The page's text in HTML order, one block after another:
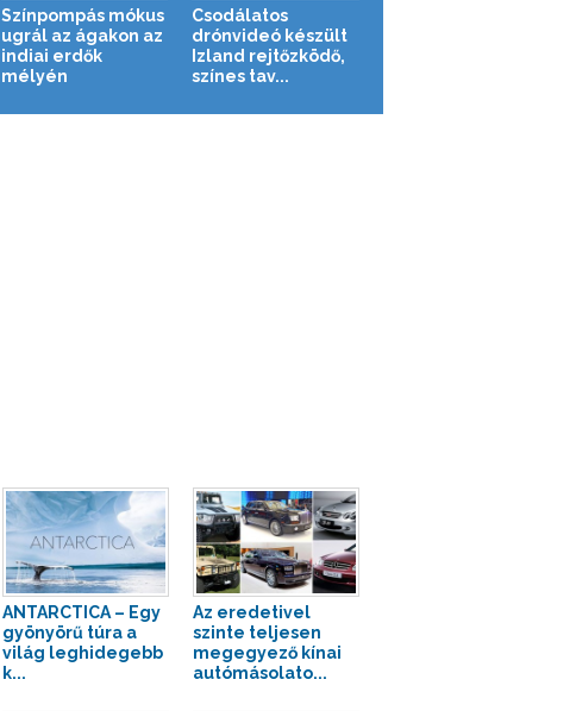
Színpompás mókus
ugrál az ágakon az
indiai erdők
mélyén
Csodálatos
drónvideó készült
Izland rejtőzködő,
színes tav...
ANTARCTICA – Egy
gyönyörű túra a
világ leghidegebb
k...
Az eredetivel
szinte teljesen
megegyező kínai
autómásolato...